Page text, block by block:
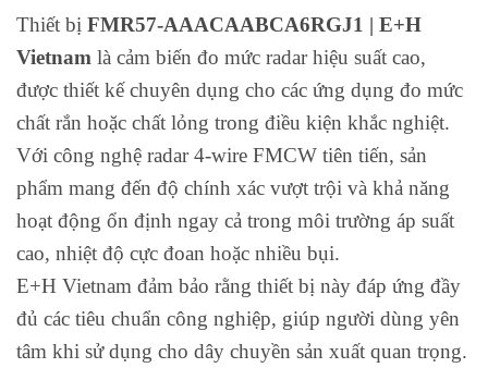
Thiết bị FMR57-AAACAABCA6RGJ1 | E+H
Vietnam là cảm biến đo mức radar hiệu suất cao,
được thiết kế chuyên dụng cho các ứng dụng đo mức
chất rắn hoặc chất lỏng trong điều kiện khắc nghiệt.
Với công nghệ radar 4-wire FMCW tiên tiến, sản
phẩm mang đến độ chính xác vượt trội và khả năng
hoạt động ổn định ngay cả trong môi trường áp suất
cao, nhiệt độ cực đoan hoặc nhiều bụi.
E+H Vietnam đảm bảo rằng thiết bị này đáp ứng đầy
đủ các tiêu chuẩn công nghiệp, giúp người dùng yên
tâm khi sử dụng cho dây chuyền sản xuất quan trọng.